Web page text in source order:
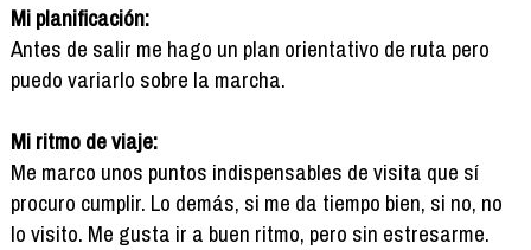
Mi planificación:
Antes de salir me hago un plan orientativo de ruta pero
puedo variarlo sobre la marcha.
Mi ritmo de viaje:
Me marco unos puntos indispensables de visita que sí
procuro cumplir. Lo demás, si me da tiempo bien, si no, no
lo visito. Me gusta ir a buen ritmo, pero sin estresarme.